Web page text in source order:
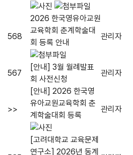
568
2026 한국영유아교원
교육학회 춘계학술대
회 등록 안내
관리자
567
[안내] 3월 월례발표
회 사전신청
관리자
>>
[안내] 2026 한국영
유아교원교육학회 춘
계학술대회 등록
관리자
[고려대학교 교육문제
연구소] 2026년 동계